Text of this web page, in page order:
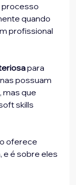
processo
quando
profissional
para
possuam
mas que
skills
oferece
e é sobre eles